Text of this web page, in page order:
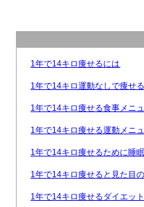
1年で14キロ痩せるには
1年で14キロ運動なしで痩せ
1年で14キロ痩せる食事メニ
1年で14キロ痩せる運動メニ
1年で14キロ痩せるために睡
1年で14キロ痩せると見た目
1年で14キロ痩せるダイエッ